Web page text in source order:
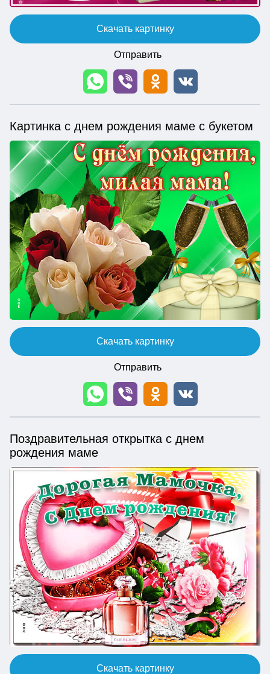
Скачать картинку
Отправить
Картинка с днем рождения маме с букетом
Скачать картинку
Отправить
Поздравительная открытка с днем
рождения маме
Скачать картинку